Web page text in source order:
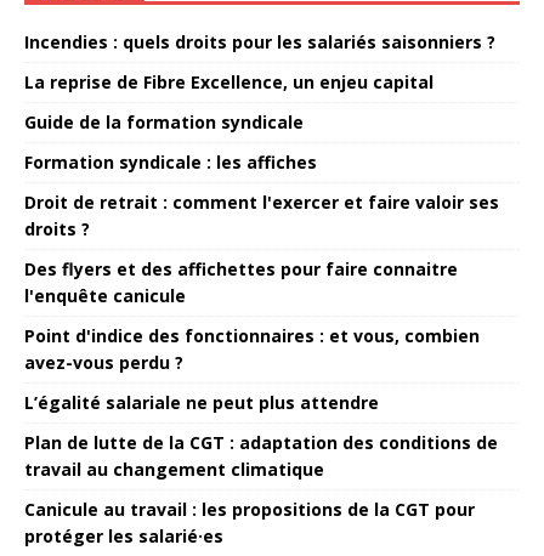
Incendies : quels droits pour les salariés saisonniers ?
La reprise de Fibre Excellence, un enjeu capital
Guide de la formation syndicale
Formation syndicale : les affiches
Droit de retrait : comment l'exercer et faire valoir ses
droits ?
Des flyers et des affichettes pour faire connaitre
l'enquête canicule
Point d'indice des fonctionnaires : et vous, combien
avez-vous perdu ?
L’égalité salariale ne peut plus attendre
Plan de lutte de la CGT : adaptation des conditions de
travail au changement climatique
Canicule au travail : les propositions de la CGT pour
protéger les salarié·es